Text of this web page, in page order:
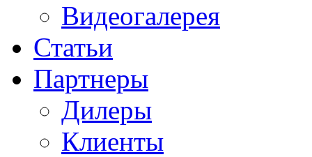
Видеогалерея
Статьи
Партнеры
Дилеры
Клиенты